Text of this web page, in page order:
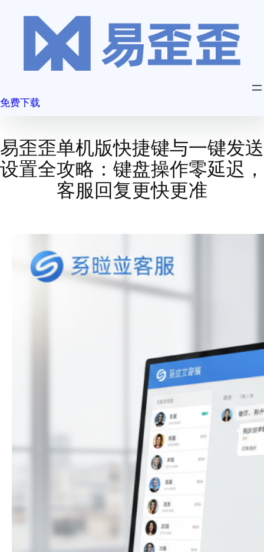
免费下载
易歪歪单机版快捷键与一键发送
设置全攻略：键盘操作零延迟，
客服回复更快更准